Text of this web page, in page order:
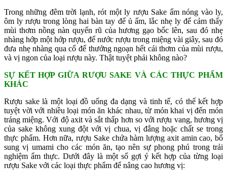
Trong những đêm trời lạnh, rót một ly rượu Sake ấm nóng vào ly,
ôm ly rượu trong lòng hai bàn tay để ủ ấm, lắc nhẹ ly để cảm thấy
mùi thơm nồng nàn quyến rũ của hương gạo bốc lên, sau đó nhẹ
nhàng hớp một hớp rượu, để nước rượu trong miệng vài giây, sau đó
đưa nhẹ nhàng qua cổ để thưởng ngoạn hết cái thơm của mùi rượu,
và vị ngon của loại rượu này. Thật tuyệt phải không nào?
SỰ KẾT HỢP GIỮA RƯỢU SAKE VÀ CÁC THỰC PHẨM
KHÁC
Rượu sake là một loại đồ uống đa dạng và tinh tế, có thể kết hợp
tuyệt vời với nhiều loại món ăn khác nhau, từ món khai vị đến món
tráng miệng. Với độ axit và sắt thấp hơn so với rượu vang, hương vị
của sake không xung đột với vị chua, vị đắng hoặc chất se trong
thực phẩm. Hơn nữa, rượu Sake chứa hàm lượng axit amin cao, bổ
sung vị umami cho các món ăn, tạo nên sự phong phú trong trải
nghiệm ẩm thực. Dưới đây là một số gợi ý kết hợp của từng loại
rượu Sake với các loại thực phẩm để nâng cao hương vị: